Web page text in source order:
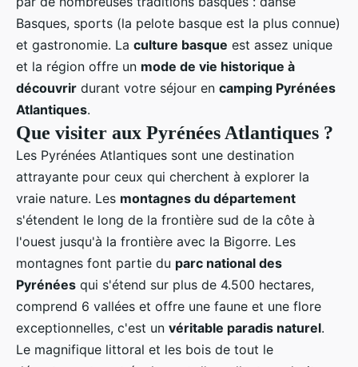
Basques, sports (la pelote basque est la plus connue)
et gastronomie. La culture basque est assez unique
et la région offre un mode de vie historique à
découvrir durant votre séjour en camping Pyrénées
Atlantiques.
Que visiter aux Pyrénées Atlantiques ?
Les Pyrénées Atlantiques sont une destination
attrayante pour ceux qui cherchent à explorer la
vraie nature. Les montagnes du département
s'étendent le long de la frontière sud de la côte à
l'ouest jusqu'à la frontière avec la Bigorre. Les
montagnes font partie du parc national des
Pyrénées qui s'étend sur plus de 4.500 hectares,
comprend 6 vallées et offre une faune et une flore
exceptionnelles, c'est un véritable paradis naturel.
Le magnifique littoral et les bois de tout le